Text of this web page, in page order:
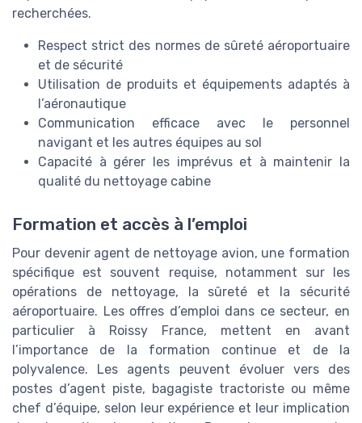
recherchées.
Respect strict des normes de sûreté aéroportuaire
et de sécurité
Utilisation de produits et équipements adaptés à
l’aéronautique
Communication efficace avec le personnel
navigant et les autres équipes au sol
Capacité à gérer les imprévus et à maintenir la
qualité du nettoyage cabine
Formation et accès à l’emploi
Pour devenir agent de nettoyage avion, une formation
spécifique est souvent requise, notamment sur les
opérations de nettoyage, la sûreté et la sécurité
aéroportuaire. Les offres d’emploi dans ce secteur, en
particulier à Roissy France, mettent en avant
l’importance de la formation continue et de la
polyvalence. Les agents peuvent évoluer vers des
postes d’agent piste, bagagiste tractoriste ou même
chef d’équipe, selon leur expérience et leur implication